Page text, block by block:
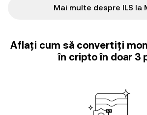
Mai multe despre ILS la
Aflați cum să convertiți
în cripto în doar 3